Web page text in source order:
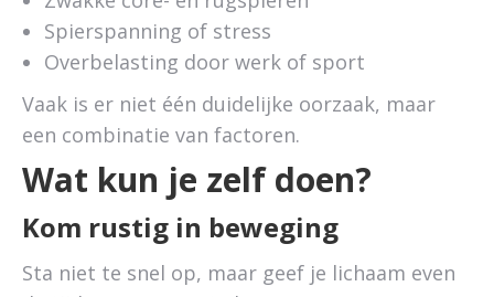
Spierspanning of stress
Overbelasting door werk of sport
Vaak is er niet één duidelijke oorzaak, maar
een combinatie van factoren.
Wat kun je zelf doen?
Kom rustig in beweging
Sta niet te snel op, maar geef je lichaam even